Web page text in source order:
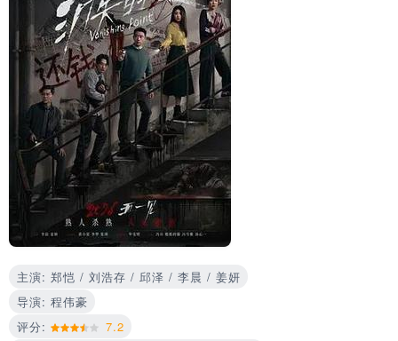
主演: 郑恺 / 刘浩存 / 邱泽 / 李晨 / 姜妍
导演: 程伟豪
评分:
7.2